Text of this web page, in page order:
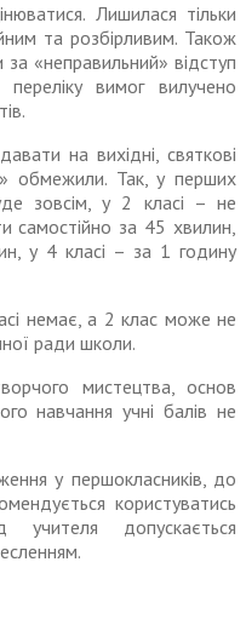
Лишилася тільки
та розбірливим. Також
«неправильний» відступ
переліку вимог вилучено
на вихідні, святкові
обмежили. Так, у перших
зовсім, у 2 класі – не
самостійно за 45 хвилин,
у 4 класі – за 1 годину
немає, а 2 клас може не
ради школи.
мистецтва, основ
навчання учні балів не
у першокласників, до
користуватись
допускається